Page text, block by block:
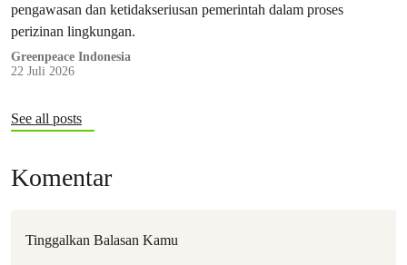
pengawasan dan ketidakseriusan pemerintah dalam proses
perizinan lingkungan.
Greenpeace Indonesia
22 Juli 2026
See all posts
Komentar
Tinggalkan Balasan Kamu